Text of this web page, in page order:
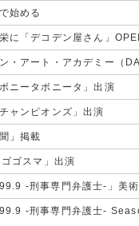
始める
に「デコデン屋さん」
・アート・アカデミー（
ニータボニータ」出演
ャンピオンズ」出演
」掲載
ゴスマ」出演
-刑事専門弁護士-」美術
-刑事専門弁護士-